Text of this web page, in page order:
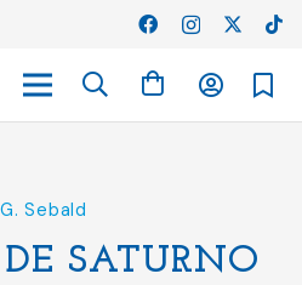
Sebald
SATURNO